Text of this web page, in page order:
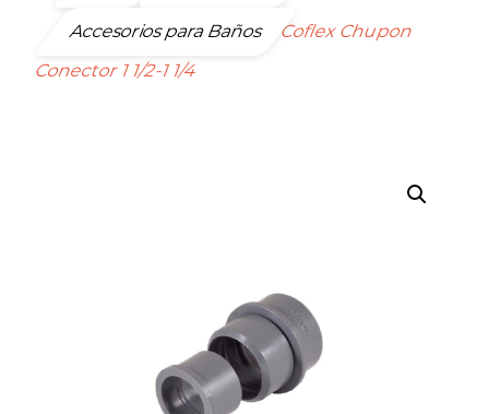
Accesorios para Baños
Coflex Chupon
Conector 1 1/2-1 1/4